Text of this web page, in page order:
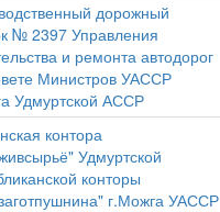
дорожный
№ 2397 Управления
и ремонта автодорог
Министров УАССР
Удмуртской АССР
контора
Удмуртской
конторы
г.Можга УАССР